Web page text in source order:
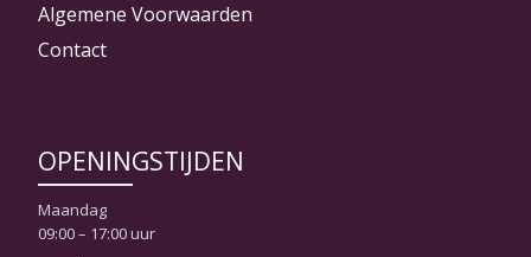
Algemene Voorwaarden
Contact
OPENINGSTIJDEN
Maandag
09:00 – 17:00 uur